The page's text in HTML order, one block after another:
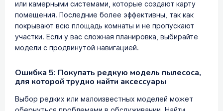
или камерными системами, которые создают карту
помещения. Последние более эффективны, так как
покрывают всю площадь комнаты и не пропускают
участки. Если у вас сложная планировка, выбирайте
модели с продвинутой навигацией.
Ошибка 5: Покупать редкую модель пылесоса,
для которой трудно найти аксессуары
Выбор редких или малоизвестных моделей может